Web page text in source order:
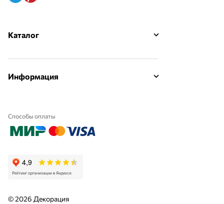
Каталог
Информация
Способы оплаты
© 2026 Декорация